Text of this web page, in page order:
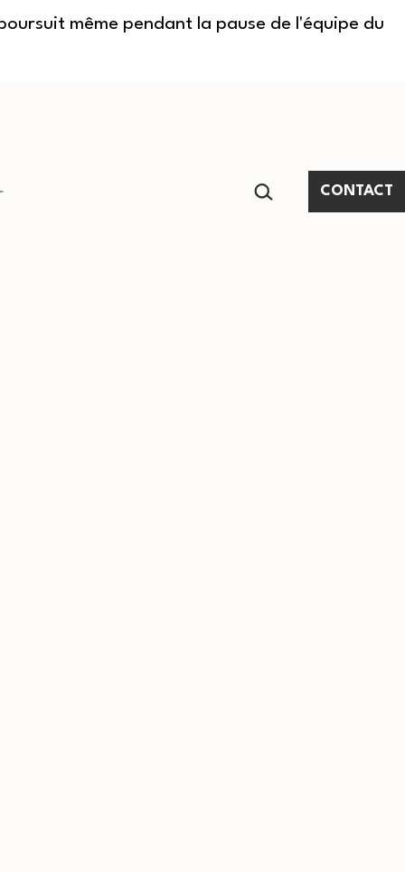
même pendant la pause de l'équipe du
RECHERCHER…
CONTACT